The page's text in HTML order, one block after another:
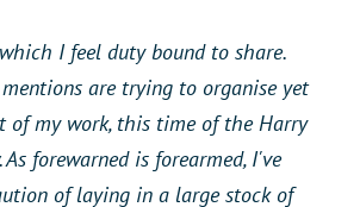
I feel duty bound to share.
are trying to organise yet
of my work, this time of the Harry
As forewarned is forearmed, I've
of laying in a large stock of